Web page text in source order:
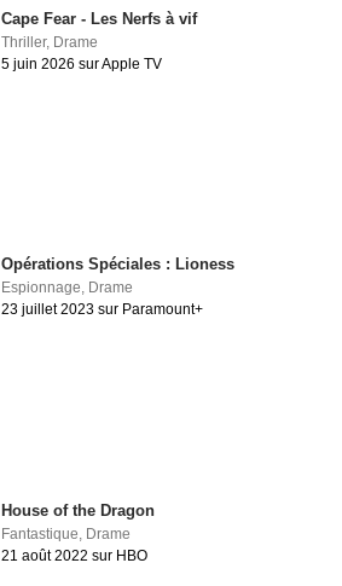
Cape Fear - Les Nerfs à vif
Thriller, Drame
5 juin 2026 sur Apple TV
Opérations Spéciales : Lioness
Espionnage, Drame
23 juillet 2023 sur Paramount+
House of the Dragon
Fantastique Drame
21 août 2022 sur HBO